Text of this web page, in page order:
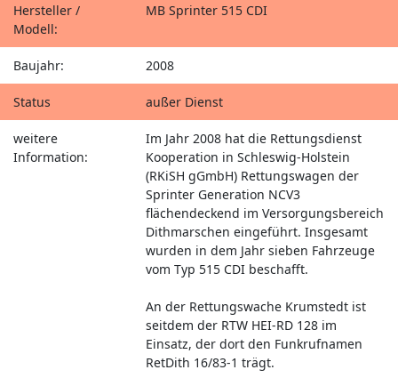
Hersteller /
Modell:
MB Sprinter 515 CDI
Baujahr: 2008
Status außer Dienst
weitere
Information:
Im Jahr 2008 hat die Rettungsdienst
Kooperation in Schleswig-Holstein
(RKiSH gGmbH) Rettungswagen der
Sprinter Generation NCV3
flächendeckend im Versorgungsbereich
Dithmarschen eingeführt. Insgesamt
wurden in dem Jahr sieben Fahrzeuge
vom Typ 515 CDI beschafft.
An der Rettungswache Krumstedt ist
seitdem der RTW HEI-RD 128 im
Einsatz, der dort den Funkrufnamen
RetDith 16/83-1 trägt.